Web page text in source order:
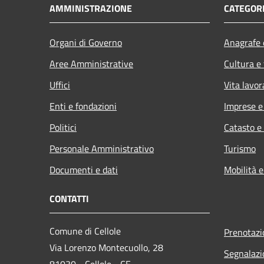
AMMINISTRAZIONE
Organi di Governo
Aree Amministrative
Uffici
Enti e fondazioni
Politici
Personale Amministrativo
Documenti e dati
Cultura
Vita
Imprese
Catasto
Turismo
Mobilità
CONTATTI
Comune di Cellole
Via Lorenzo Montecuollo, 28